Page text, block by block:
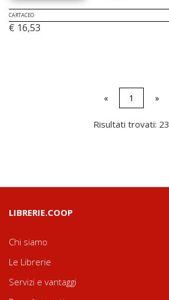
CARTACEO
€ 16,53
« 1 »
Risultati trovati: 23
LIBRERIE.COOP
Chi siamo
Le Librerie
Servizi e vantaggi